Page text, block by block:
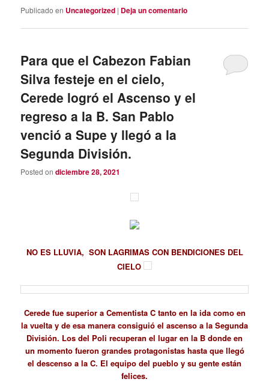
Publicado en Uncategorized | Deja un comentario
Para que el Cabezon Fabian
Silva festeje en el cielo,
Cerede logró el Ascenso y el
regreso a la B. San Pablo
venció a Supe y llegó a la
Segunda División.
Posted ondiciembre 28, 2021
NO ES LLUVIA, SON LAGRIMAS CON BENDICIONES DEL
CIELO
Cerede fue superior a Cementista C tanto en la ida como en
la vuelta y de esa manera consiguió el ascenso a la Segunda
División. Los del Poli recuperan el lugar en la B donde en
un momento fueron grandes protagonistas hasta que llegó
el descenso a la C. El equipo del pueblo y su gente están
felices.